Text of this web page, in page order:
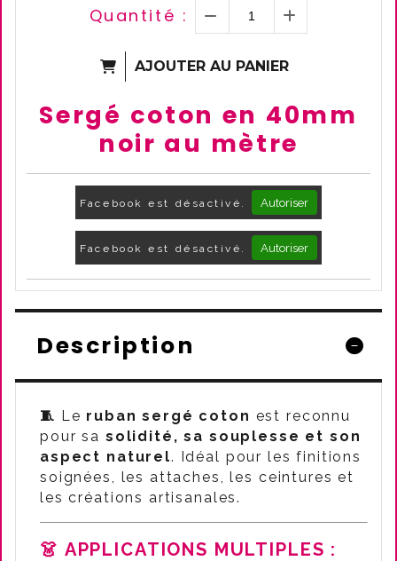
Quantité :
AJOUTER AU PANIER
Sergé coton en 40mm
noir au mètre
Facebook est désactivé. Autoriser
Facebook est désactivé. Autoriser
Description
🧵 Le ruban sergé coton est reconnu
pour sa solidité, sa souplesse et son
aspect naturel. Idéal pour les finitions
soignées, les attaches, les ceintures et
les créations artisanales.
👗 APPLICATIONS MULTIPLES :